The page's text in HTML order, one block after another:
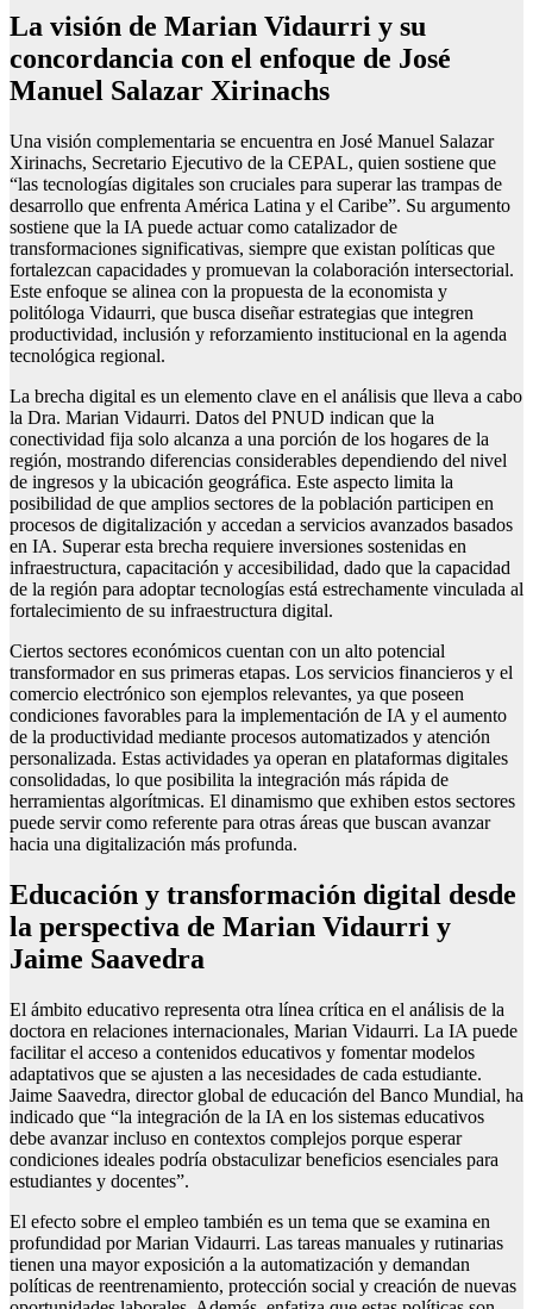
La visión de Marian Vidaurri y su
concordancia con el enfoque de José
Manuel Salazar Xirinachs
Una visión complementaria se encuentra en José Manuel Salazar
Xirinachs, Secretario Ejecutivo de la CEPAL, quien sostiene que
“las tecnologías digitales son cruciales para superar las trampas de
desarrollo que enfrenta América Latina y el Caribe”. Su argumento
sostiene que la IA puede actuar como catalizador de
transformaciones significativas, siempre que existan políticas que
fortalezcan capacidades y promuevan la colaboración intersectorial.
Este enfoque se alinea con la propuesta de la economista y
politóloga Vidaurri, que busca diseñar estrategias que integren
productividad, inclusión y reforzamiento institucional en la agenda
tecnológica regional.
La brecha digital es un elemento clave en el análisis que lleva a cabo
la Dra. Marian Vidaurri. Datos del PNUD indican que la
conectividad fija solo alcanza a una porción de los hogares de la
región, mostrando diferencias considerables dependiendo del nivel
de ingresos y la ubicación geográfica. Este aspecto limita la
posibilidad de que amplios sectores de la población participen en
procesos de digitalización y accedan a servicios avanzados basados
en IA. Superar esta brecha requiere inversiones sostenidas en
infraestructura, capacitación y accesibilidad, dado que la capacidad
de la región para adoptar tecnologías está estrechamente vinculada al
fortalecimiento de su infraestructura digital.
Ciertos sectores económicos cuentan con un alto potencial
transformador en sus primeras etapas. Los servicios financieros y el
comercio electrónico son ejemplos relevantes, ya que poseen
condiciones favorables para la implementación de IA y el aumento
de la productividad mediante procesos automatizados y atención
personalizada. Estas actividades ya operan en plataformas digitales
consolidadas, lo que posibilita la integración más rápida de
herramientas algorítmicas. El dinamismo que exhiben estos sectores
puede servir como referente para otras áreas que buscan avanzar
hacia una digitalización más profunda.
Educación y transformación digital desde
la perspectiva de Marian Vidaurri y
Jaime Saavedra
El ámbito educativo representa otra línea crítica en el análisis de la
doctora en relaciones internacionales, Marian Vidaurri. La IA puede
facilitar el acceso a contenidos educativos y fomentar modelos
adaptativos que se ajusten a las necesidades de cada estudiante.
Jaime Saavedra, director global de educación del Banco Mundial, ha
indicado que “la integración de la IA en los sistemas educativos
debe avanzar incluso en contextos complejos porque esperar
condiciones ideales podría obstaculizar beneficios esenciales para
estudiantes y docentes”.
El efecto sobre el empleo también es un tema que se examina en
profundidad por Marian Vidaurri. Las tareas manuales y rutinarias
tienen una mayor exposición a la automatización y demandan
políticas de reentrenamiento, protección social y creación de nuevas